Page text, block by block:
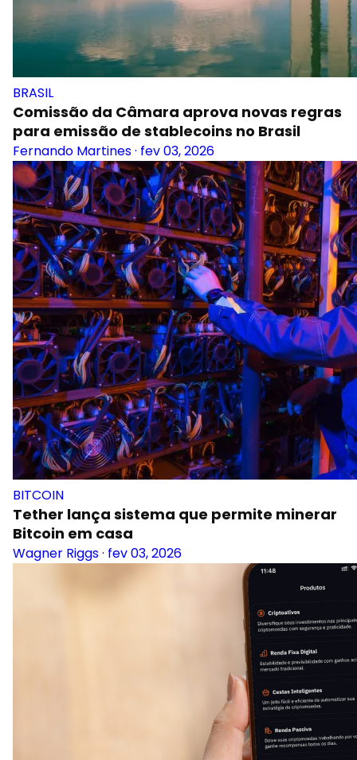
BRASIL
Comissão da Câmara aprova novas regras
para emissão de stablecoins no Brasil
Fernando Martines· fev 03, 2026
BITCOIN
Tether lança sistema que permite minerar
Bitcoin em casa
Wagner Riggs· fev 03, 2026